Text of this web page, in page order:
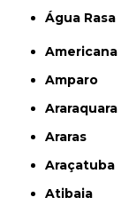
Água Rasa
Americana
Amparo
Araraquara
Araras
Araçatuba
Atibaia